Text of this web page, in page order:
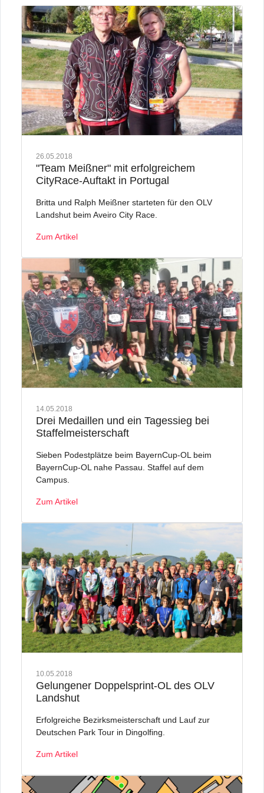
26.05.2018
"Team Meißner" mit erfolgreichem
CityRace-Auftakt in Portugal
Britta und Ralph Meißner starteten für den OLV
Landshut beim Aveiro City Race.
Zum Artikel
14.05.2018
Drei Medaillen und ein Tagessieg bei
Staffelmeisterschaft
Sieben Podestplätze beim BayernCup-OL beim
BayernCup-OL nahe Passau. Staffel auf dem
Campus.
Zum Artikel
10.05.2018
Gelungener Doppelsprint-OL des OLV
Landshut
Erfolgreiche Bezirksmeisterschaft und Lauf zur
Deutschen Park Tour in Dingolfing.
Zum Artikel